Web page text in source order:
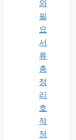
와
필
요
서
류
총
정
리
호
적
정